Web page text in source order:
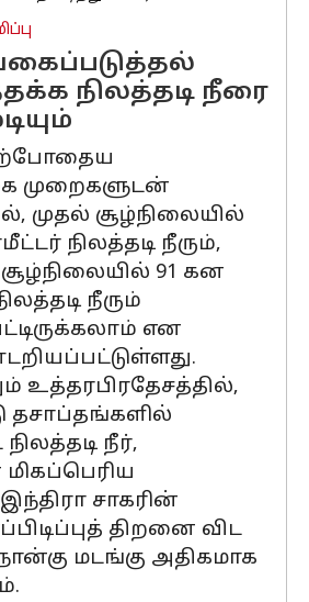
நிலத்தடி நீரை
தற்போதைய
முறைகளுடன்
முதல் சூழ்நிலையில்
நிலத்தடி நீரும்,
91 கன
நீரும்
என
உத்தரபிரதேசத்தில்,
நீர்,
சாகரின்
திறனை விட
மடங்கு அதிகமாக